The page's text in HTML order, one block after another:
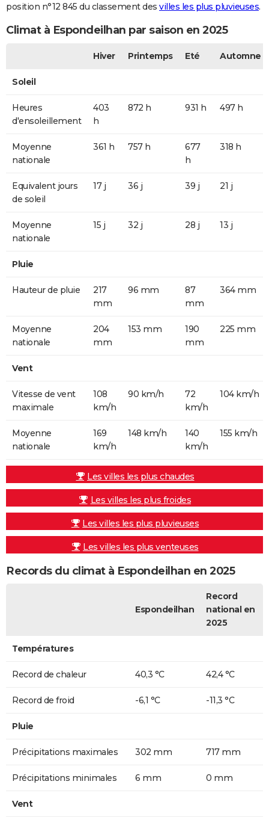
position n°12 845 du classement des villes les plus pluvieuses.
Climat à Espondeilhan par saison en 2025
Hiver Printemps Eté Automne
Soleil
Heures
d'ensoleillement
403
h
872 h 931 h 497 h
Moyenne
nationale
361 h 757 h
677
h
318 h
Equivalent jours
de soleil
17 j 36 j 39 j 21 j
Moyenne
nationale
15 j 32 j 28 j 13 j
Pluie
Hauteur de pluie
217
mm
96 mm
87
mm
364 mm
Moyenne
nationale
204
mm
153 mm
190
mm
225 mm
Vent
Vitesse de vent
maximale
108
km/h
90 km/h
72
km/h
104 km/h
Moyenne
nationale
169
km/h
148 km/h
140
km/h
155 km/h
Les villes les plus chaudes
Les villes les plus froides
Les villes les plus pluvieuses
Les villes les plus venteuses
Records du climat à Espondeilhan en 2025
Espondeilhan
Record
national en
2025
Températures
Record de chaleur 40,3 °C 42,4 °C
Record de froid -6,1 °C -11,3 °C
Pluie
Précipitations maximales 302 mm 717 mm
Précipitations minimales 6 mm 0 mm
Vent